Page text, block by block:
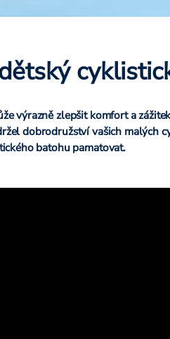
výrazně zlepšit komfort a
dobrodružství vašich malých
batohu pamatovat.